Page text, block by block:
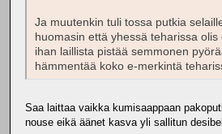
Ja muutenkin tuli tossa putkia
huomasin että yhessä teharissa
ihan laillista pistää semmonen
hämmentää koko e-merkintä
Saa laittaa vaikka kumisaappaan
nouse eikä äänet kasva yli sallitun